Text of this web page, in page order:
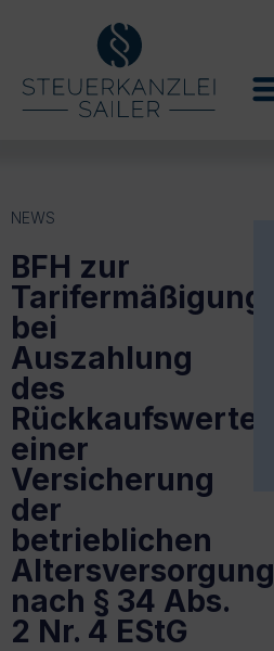
NEWS
BFH zur
Tarifermäßigung
bei
Auszahlung
des
Rückkaufswertes
einer
Versicherung
der
betrieblichen
Altersversorgung
nach § 34 Abs.
2 Nr. 4 EStG